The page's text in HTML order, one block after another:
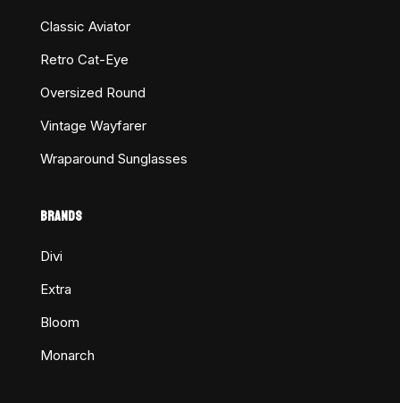
Classic Aviator
Retro Cat-Eye
Oversized Round
Vintage Wayfarer
Wraparound Sunglasses
BRANDS
Divi
Extra
Bloom
Monarch